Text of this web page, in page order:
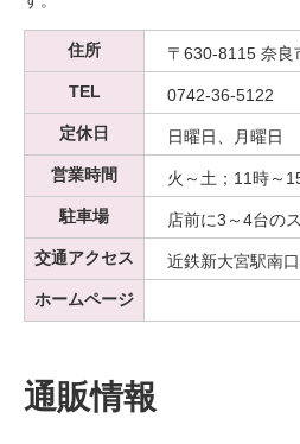
住所
〒630-8115 奈良
TEL
0742-36-5122
定休日
日曜日、月曜日
営業時間
火～土；11時～
駐車場
店前に3～4台の
交通アクセス
近鉄新大宮駅南
ホームページ
通販情報